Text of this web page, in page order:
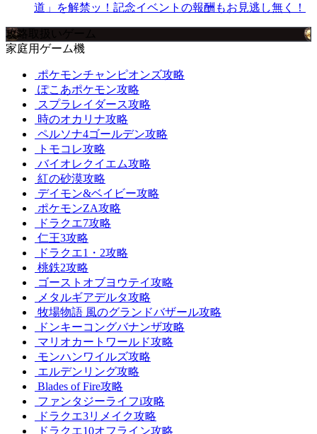
道」を解禁ッ！記念イベントの報酬もお見逃し無く！
攻略取扱いゲーム
家庭用ゲーム機
ポケモンチャンピオンズ攻略
ぽこあポケモン攻略
スプラレイダース攻略
時のオカリナ攻略
ペルソナ4ゴールデン攻略
トモコレ攻略
バイオレクイエム攻略
紅の砂漠攻略
デイモン&ベイビー攻略
ポケモンZA攻略
ドラクエ7攻略
仁王3攻略
ドラクエ1・2攻略
桃鉄2攻略
ゴーストオブヨウテイ攻略
メタルギアデルタ攻略
牧場物語 風のグランドバザール攻略
ドンキーコングバナンザ攻略
マリオカートワールド攻略
モンハンワイルズ攻略
エルデンリング攻略
Blades of Fire攻略
ファンタジーライフi攻略
ドラクエ3リメイク攻略
ドラクエ10オフライン攻略